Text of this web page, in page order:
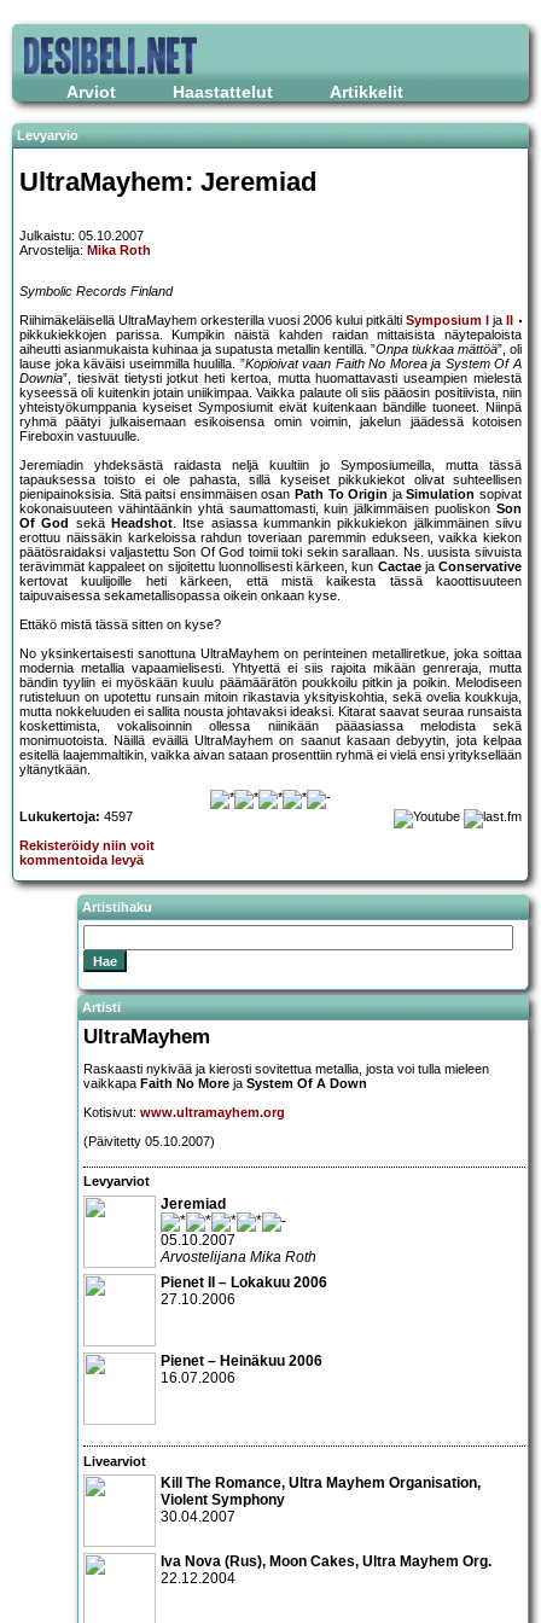
Arviot Haastattelut Artikkelit
Levyarvio
UltraMayhem: Jeremiad
Julkaistu: 05.10.2007
Arvostelija: Mika Roth
Symbolic Records Finland
Riihimäkeläisellä UltraMayhem orkesterilla vuosi 2006 kului pitkälti Symposium I ja
pikkukiekkojen parissa. Kumpikin näistä kahden raidan mittaisista näytepaloista
aiheutti asianmukaista kuhinaa ja supatusta metallin kentillä. ”Onpa tiukkaa mättöä”, oli
lause joka käväisi useimmilla huulilla. ”Kopioivat vaan Faith No Morea ja System Of A
Downia”, tiesivät tietysti jotkut heti kertoa, mutta huomattavasti useampien mielestä
kyseessä oli kuitenkin jotain uniikimpaa. Vaikka palaute oli siis pääosin positiivista, niin
yhteistyökumppania kyseiset Symposiumit eivät kuitenkaan bändille tuoneet. Niinpä
ryhmä päätyi julkaisemaan esikoisensa omin voimin, jakelun jäädessä kotoisen
Fireboxin vastuuulle.
Jeremiadin yhdeksästä raidasta neljä kuultiin jo Symposiumeilla, mutta tässä
tapauksessa toisto ei ole pahasta, sillä kyseiset pikkukiekot olivat suhteellisen
pienipainoksisia. Sitä paitsi ensimmäisen osan Path To Origin jaSimulation sopivat
kokonaisuuteen vähintäänkin yhtä saumattomasti, kuin jälkimmäisen puoliskon Son
Of God
sekä Headshot. Itse asiassa kummankin pikkukiekon jälkimmäinen siivu
erottuu näissäkin karkeloissa rahdun toveriaan paremmin edukseen, vaikka kiekon
päätösraidaksi valjastettu Son Of God toimii toki sekin sarallaan. Ns. uusista siivuista
terävimmät kappaleet on sijoitettu luonnollisesti kärkeen, kun CactaejaConservative
kertovat kuulijoille heti kärkeen, että mistä kaikesta tässä kaoottisuuteen
taipuvaisessa sekametallisopassa oikein onkaan kyse.
Ettäkö mistä tässä sitten on kyse?
No yksinkertaisesti sanottuna UltraMayhem on perinteinen metalliretkue, joka soittaa
modernia metallia vapaamielisesti. Yhtyettä ei siis rajoita mikään genreraja, mutta
bändin tyyliin ei myöskään kuulu päämäärätön poukkoilu pitkin ja poikin. Melodiseen
rutisteluun on upotettu runsain mitoin rikastavia yksityiskohtia, sekä ovelia koukkuja,
mutta nokkeluuden ei sallita nousta johtavaksi ideaksi. Kitarat saavat seuraa runsaista
koskettimista, vokalisoinnin ollessa niinikään pääasiassa melodista sekä
monimuotoista. Näillä eväillä UltraMayhem on saanut kasaan debyytin, jota kelpaa
esitellä laajemmaltikin, vaikka aivan sataan prosenttiin ryhmä ei vielä ensi yrityksellään
yltänytkään.
Lukukertoja: 4597
Rekisteröidy niin voit
kommentoida levyä
Artistihaku
Artisti
UltraMayhem
Raskaasti nykivää ja kierosti sovitettua metallia, josta voi tulla mieleen
vaikkapa Faith No More ja System Of A Down
Kotisivut: www.ultramayhem.org
(Päivitetty 05.10.2007)
Levyarviot
Jeremiad
05.10.2007
Arvostelijana Mika Roth
Pienet II – Lokakuu 2006
27.10.2006
Pienet – Heinäkuu 2006
16.07.2006
Livearviot
Kill The Romance, Ultra Mayhem Organisation,
Violent Symphony
30.04.2007
Iva Nova (Rus), Moon Cakes, Ultra Mayhem Org.
22.12.2004